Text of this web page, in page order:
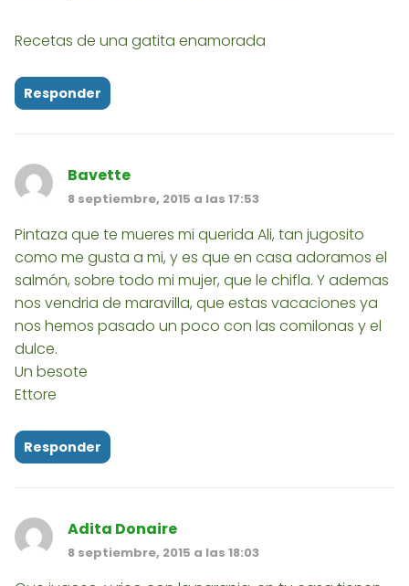
Recetas de una gatita enamorada
Responder
Bavette
8 septiembre, 2015 a las 17:53
Pintaza que te mueres mi querida Ali, tan jugosito
como me gusta a mi, y es que en casa adoramos el
salmón, sobre todo mi mujer, que le chifla. Y ademas
nos vendria de maravilla, que estas vacaciones ya
nos hemos pasado un poco con las comilonas y el
dulce.
Un besote
Ettore
Responder
Adita Donaire
8 septiembre, 2015 a las 18:03